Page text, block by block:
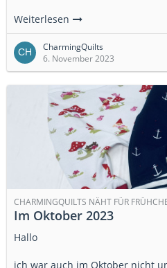
Weiterlesen
CharmingQuilts
6. November 2023
CHARMINGQUILTS NÄHT FÜR
Im Oktober 2023
Hallo
ich war auch im Oktober nicht